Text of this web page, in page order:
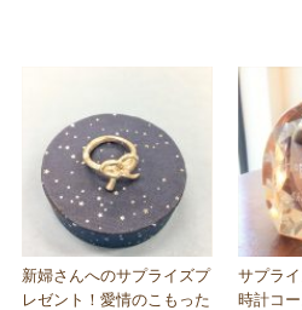
新婦さんへのサプライズプ
レゼント！愛情のこもった
サプラ
時計コ